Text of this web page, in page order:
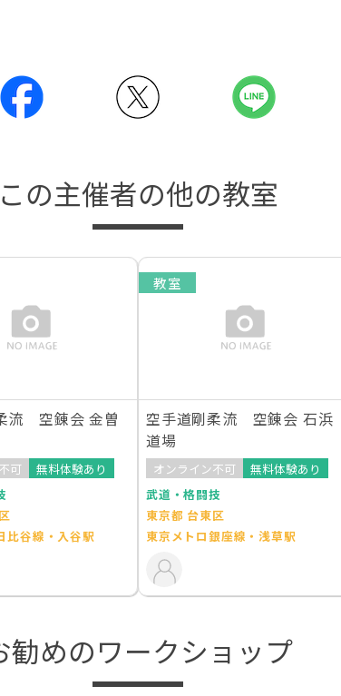
この主催者の他の教室
流 空錬会 金曽
可
無料体験あり
比谷線・入谷駅
教室
空手道剛柔流 空錬会 石浜
道場
オンライン不可
無料体験あり
武道・格闘技
東京都 台東区
東京メトロ銀座線・浅草駅
勧めのワークショップ